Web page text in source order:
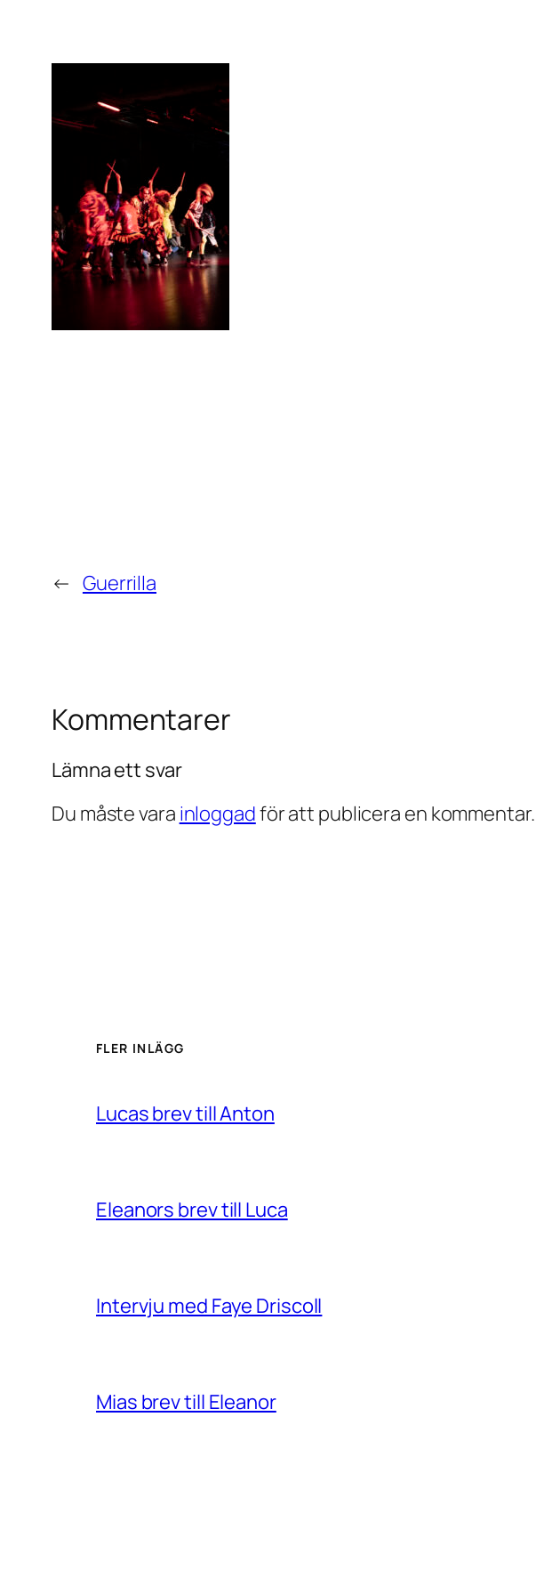
← Guerrilla
Kommentarer
Lämna ett svar
Du måste vara inloggadför att publicera en kommentar.
FLER INLÄGG
Lucas brev till Anton
Eleanors brev till Luca
Intervju med Faye Driscoll
Mias brev till Eleanor